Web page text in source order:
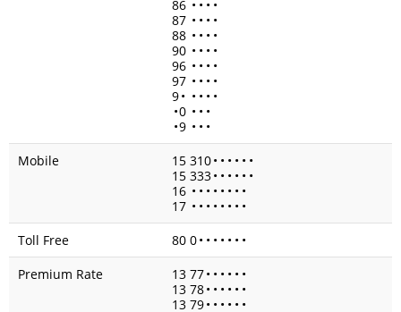
86 • • • •
87 • • • •
88 • • • •
90 • • • •
96 • • • •
97 • • • •
9• • • • •
•0 • • •
•9 • • •
Mobile
15 310• • • • • •
15 333• • • • • •
16 • • • • • • • •
17 • • • • • • • •
Toll Free
80 0• • • • • • •
Premium Rate
13 77• • • • • •
13 78• • • • • •
13 79• • • • • •